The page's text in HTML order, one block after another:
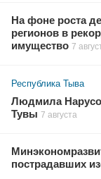
На фоне роста
регионов в
имущество 7
Республика Тыва
Людмила
Тувы 7 августа
пострадавших